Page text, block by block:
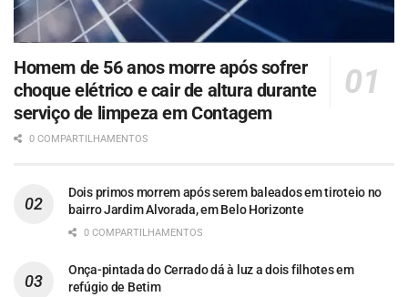
Homem de 56 anos morre após sofrer
choque elétrico e cair de altura durante
serviço de limpeza em Contagem
0 COMPARTILHAMENTOS
Dois primos morrem após serem baleados em tiroteio no
bairro Jardim Alvorada, em Belo Horizonte
0 COMPARTILHAMENTOS
Onça-pintada do Cerrado dá à luz a dois filhotes em
refúgio de Betim